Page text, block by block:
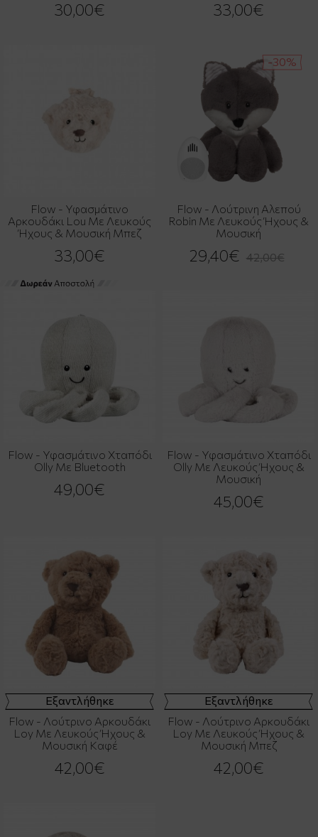
30,00€ 33,00€
Flow - Υφασμάτινο
Αρκουδάκι Lou Με Λευκούς
Ήχους & Μουσική Μπεζ
33,00€
-30%
Flow - Λούτρινη Αλεπού
Robin Με Λευκούς Ήχους &
Μουσική
29,40€ 42,00€
Flow - Υφασμάτινο Χταπόδι
Olly Με Bluetooth
49,00€
Flow - Υφασμάτινο Χταπόδι
Olly Με Λευκούς Ήχους &
Μουσική
45,00€
Εξαντλήθηκε
Flow - Λούτρινο Αρκουδάκι
Loy Με Λευκούς Ήχους &
Μουσική Καφέ
42,00€
Εξαντλήθηκε
Flow - Λούτρινο Αρκουδάκι
Loy Με Λευκούς Ήχους &
Μουσική Μπεζ
42,00€